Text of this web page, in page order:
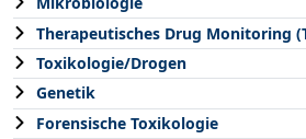
Therapeutisches Drug Monitoring
Toxikologie/Drogen
Genetik
Forensische Toxikologie